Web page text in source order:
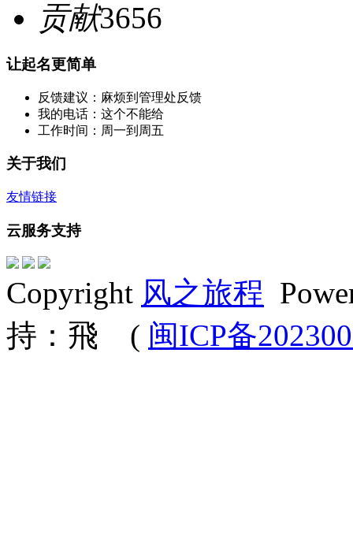
贡献3656
让起名更简单
反馈建议：麻烦到管理处反馈
我的电话：这个不能给
工作时间：周一到周五
关于我们
友情链接
云服务支持
Copyright 风之旅程
持：飛 ( 闽ICP备